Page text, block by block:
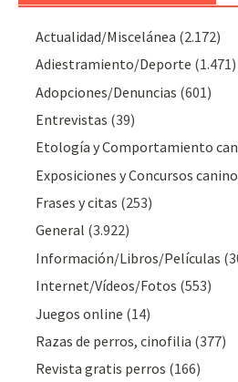
Actualidad/Miscelánea (2.172)
Adiestramiento/Deporte (1.471)
Adopciones/Denuncias (601)
Entrevistas (39)
Etología y Comportamiento
Exposiciones y Concursos
Frases y citas (253)
General (3.922)
Información/Libros/Películas
Internet/Vídeos/Fotos (553)
Juegos online (14)
Razas de perros, cinofilia (377)
Revista gratis perros (166)